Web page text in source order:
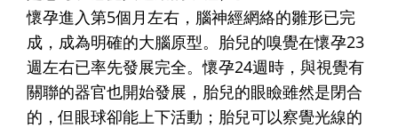
懷孕進入第5個月左右，腦神經網絡的雛形已完
成，成為明確的大腦原型。胎兒的嗅覺在懷孕23
週左右已率先發展完全。懷孕24週時，與視覺有
關聯的器官也開始發展，胎兒的眼瞼雖然是閉合
的，但眼球卻能上下活動；胎兒可以察覺光線的